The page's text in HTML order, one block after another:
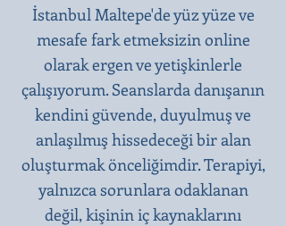
İstanbul Maltepe'de yüz yüze ve
mesafe fark etmeksizin online
olarak ergen ve yetişkinlerle
çalışıyorum. Seanslarda danışanın
kendini güvende, duyulmuş ve
anlaşılmış hissedeceği bir alan
oluşturmak önceliğimdir. Terapiyi,
yalnızca sorunlara odaklanan
değil, kişinin iç kaynaklarını